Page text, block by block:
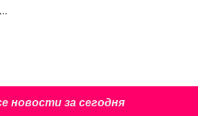
новости за сегодня